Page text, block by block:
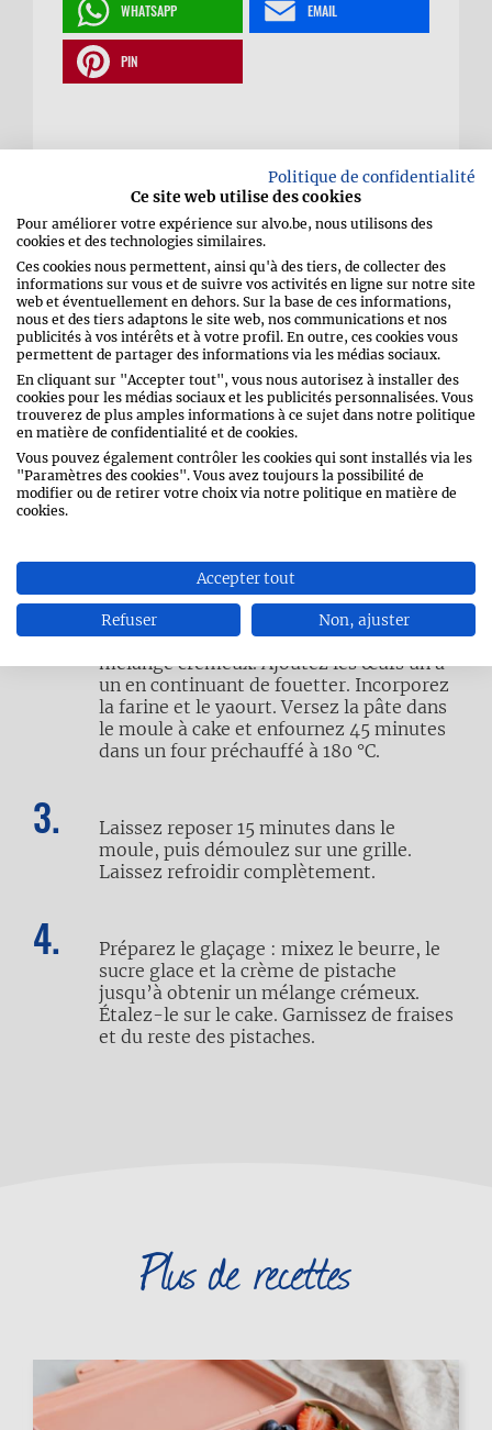
WHATSAPP EMAIL
PIN
Cake aux pistaches et
aux fraises
Chemisez un moule à cake de 20 x 30 cm
avec du papier cuisson.
moitié du sucre. Versez-les dans un
grand récipient. Ajoutez le reste du sucre
et le beurre. Fouettez au batteur
électrique ou au robot jusqu’à obtenir un
mélange crémeux. Ajoutez les œufs un à
un en continuant de fouetter. Incorporez
la farine et le yaourt. Versez la pâte dans
le moule à cake et enfournez 45 minutes
dans un four préchauffé à 180 °C.
Laissez reposer 15 minutes dans le
moule, puis démoulez sur une grille.
Laissez refroidir complètement.
Préparez le glaçage : mixez le beurre, le
sucre glace et la crème de pistache
jusqu’à obtenir un mélange crémeux.
Étalez-le sur le cake. Garnissez de fraises
et du reste des pistaches.
Plus de recettes
Politique de confidentialité
Ce site web utilise des cookies
Pour améliorer votre expérience sur alvo.be, nous utilisons des
cookies et des technologies similaires.
Ces cookies nous permettent, ainsi qu'à des tiers, de collecter des
informations sur vous et de suivre vos activités en ligne sur notre site
web et éventuellement en dehors. Sur la base de ces informations,
nous et des tiers adaptons le site web, nos communications et nos
publicités à vos intérêts et à votre profil. En outre, ces cookies vous
permettent de partager des informations via les médias sociaux.
En cliquant sur "Accepter tout", vous nous autorisez à installer des
cookies pour les médias sociaux et les publicités personnalisées. Vous
trouverez de plus amples informations à ce sujet dans notre politique
en matière de confidentialité et de cookies.
Vous pouvez également contrôler les cookies qui sont installés via les
"Paramètres des cookies". Vous avez toujours la possibilité de
modifier ou de retirer votre choix via notre politique en matière de
cookies.
Accepter tout
Refuser Non, ajuster